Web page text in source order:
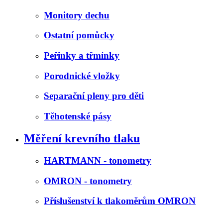
Monitory dechu
Ostatní pomůcky
Peřinky a třmínky
Porodnické vložky
Separační pleny pro děti
Těhotenské pásy
Měření krevního tlaku
HARTMANN - tonometry
OMRON - tonometry
Příslušenství k tlakoměrům OMRON